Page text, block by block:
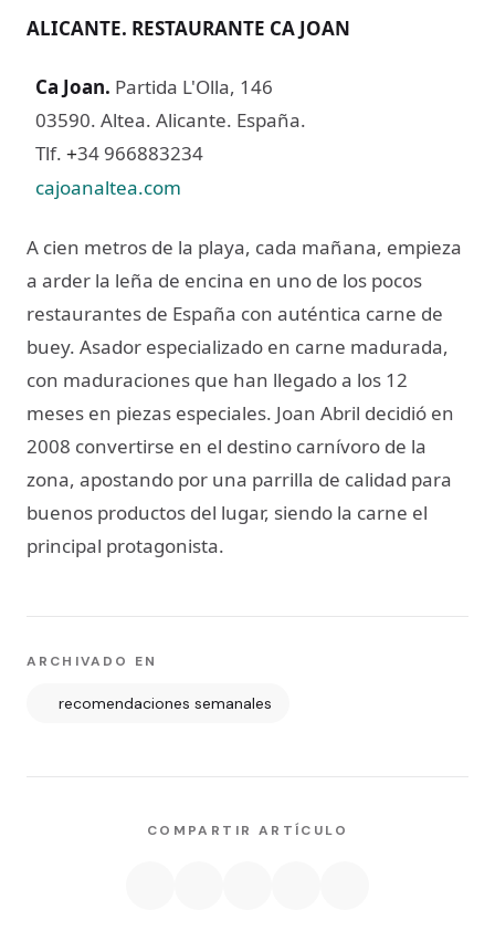
ALICANTE. RESTAURANTE CA JOAN
Ca Joan. Partida L'Olla, 146
03590. Altea. Alicante. España.
Tlf. +34 966883234
cajoanaltea.com
A cien metros de la playa, cada mañana, empieza
a arder la leña de encina en uno de los pocos
restaurantes de España con auténtica carne de
buey. Asador especializado en carne madurada,
con maduraciones que han llegado a los 12
meses en piezas especiales. Joan Abril decidió en
2008 convertirse en el destino carnívoro de la
zona, apostando por una parrilla de calidad para
buenos productos del lugar, siendo la carne el
principal protagonista.
ARCHIVADO EN
recomendaciones semanales
COMPARTIR ARTÍCULO